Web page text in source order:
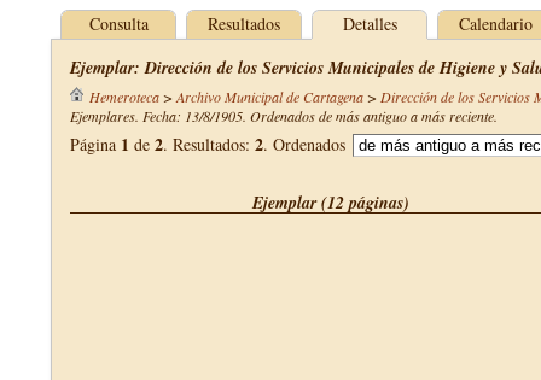
Consulta Resultados Detalles Calendario
Ejemplar: Dirección de los Servicios Municipales de Higiene y
Hemeroteca> Archivo Municipal de Cartagena> Dirección de los Servicios
Ejemplares. Fecha: 13/8/1905. Ordenados de más antiguo a más reciente.
Página 1 de 2. Resultados: 2. Ordenados
Ejemplar (12 páginas)